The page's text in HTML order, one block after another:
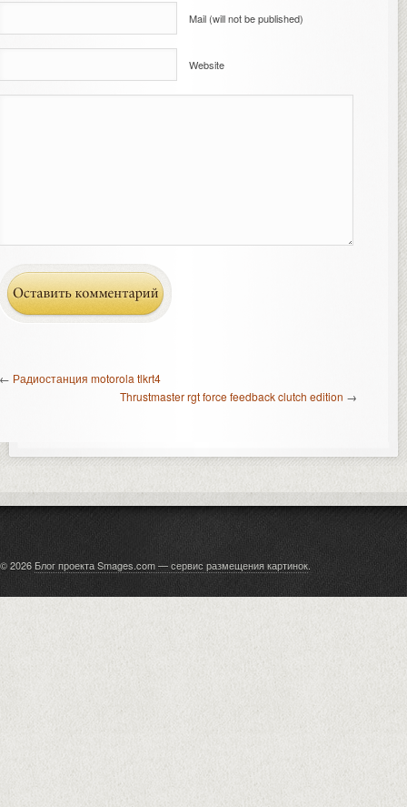
Mail (will not be published)
Website
Радиостанция motorola tlkrt4
Thrustmaster rgt force feedback clutch edition →
© 2026 Блог проекта Smages.com — сервис размещения картинок.